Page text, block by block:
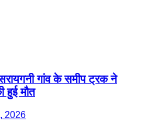
सरायगनी गांव के समीप ट्रक ने
हुई मौत
2026